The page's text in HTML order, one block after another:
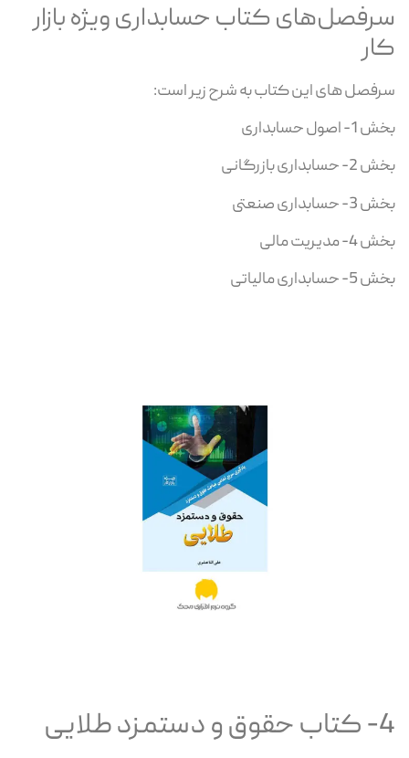
سرفصل‌های کتاب حسابداری ویژه بازار
کار
سرفصل های این کتاب به شرح زیر است:
بخش 1- اصول حسابداری
بخش 2- حسابداری بازرگانی
بخش 3- حسابداری صنعتی
بخش 4- مدیریت مالی
بخش 5- حسابداری مالیاتی
4- کتاب حقوق و دستمزد طلایی